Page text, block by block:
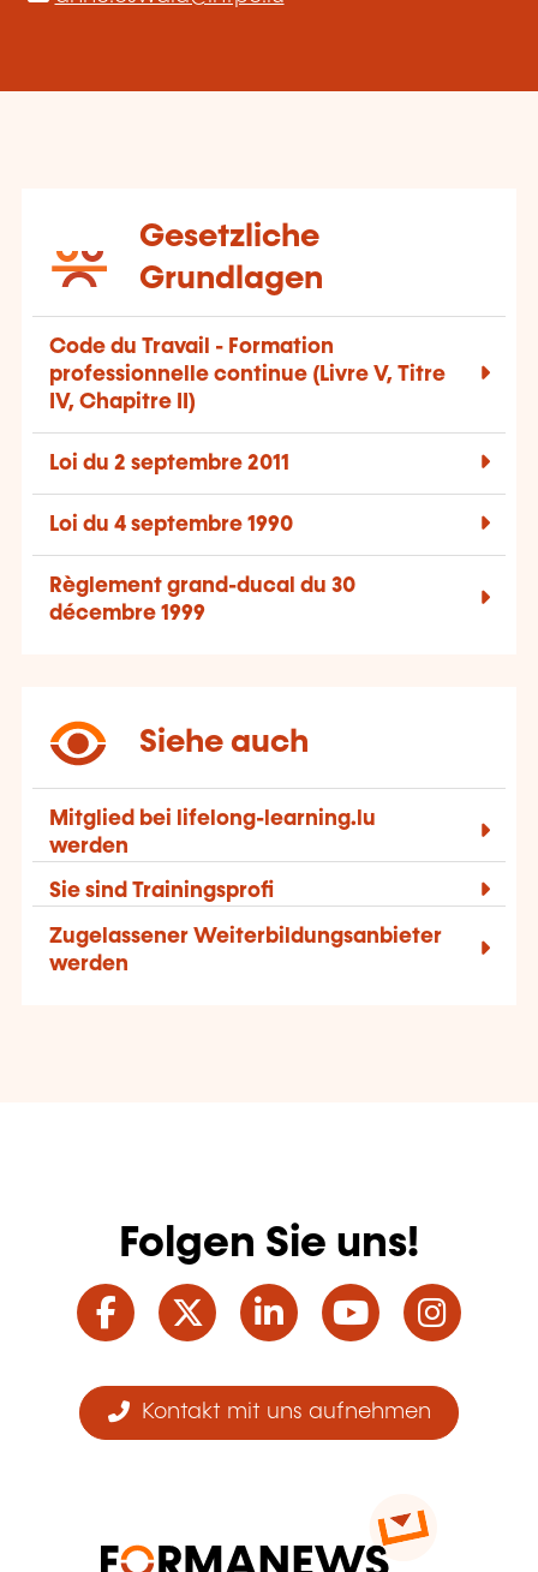
Gesetzliche
Grundlagen
Code du Travail - Formation
professionnelle continue (Livre V, Titre
IV, Chapitre II)
Loi du 2 septembre 2011
Loi du 4 septembre 1990
Règlement grand-ducal du 30
décembre 1999
Siehe auch
Mitglied bei lifelong-learning.lu
werden
Sie sind Trainingsprofi
Zugelassener Weiterbildungsanbieter
werden
Folgen Sie uns!
Facebook
TwitterLinkedInYouTube
Kontakt mit uns aufnehmen